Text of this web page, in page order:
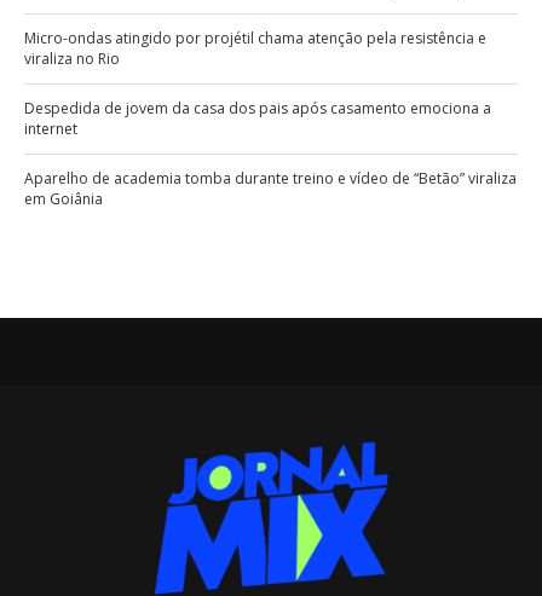
Micro-ondas atingido por projétil chama atenção pela resistência e
viraliza no Rio
Despedida de jovem da casa dos pais após casamento emociona a
internet
Aparelho de academia tomba durante treino e vídeo de “Betão” viraliza
em Goiânia